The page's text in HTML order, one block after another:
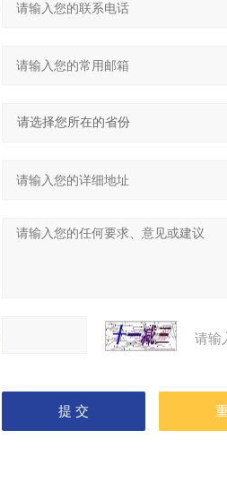
请输